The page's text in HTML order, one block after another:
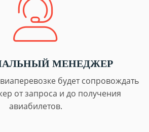
МЕНЕДЖЕР
будет сопровождать
от запроса и до получения
авиабилетов.